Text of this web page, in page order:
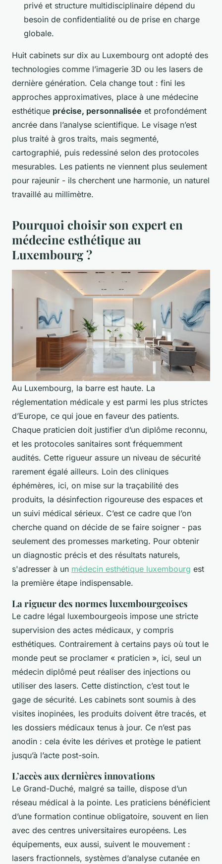
privé et structure multidisciplinaire dépend du
besoin de confidentialité ou de prise en charge
globale.
Huit cabinets sur dix au Luxembourg ont adopté des
technologies comme l’imagerie 3D ou les lasers de
dernière génération. Cela change tout : fini les
approches approximatives, place à une médecine
esthétique précise, personnalisée et profondément
ancrée dans l’analyse scientifique. Le visage n’est
plus traité à gros traits, mais segmenté,
cartographié, puis redessiné selon des protocoles
mesurables. Les patients ne viennent plus seulement
pour rajeunir - ils cherchent une harmonie, un naturel
travaillé au millimètre.
Pourquoi choisir son expert en
médecine esthétique au
Luxembourg ?
Au Luxembourg, la barre est haute. La
réglementation médicale y est parmi les plus strictes
d’Europe, ce qui joue en faveur des patients.
Chaque praticien doit justifier d’un diplôme reconnu,
et les protocoles sanitaires sont fréquemment
audités. Cette rigueur assure un niveau de sécurité
rarement égalé ailleurs. Loin des cliniques
éphémères, ici, on mise sur la traçabilité des
produits, la désinfection rigoureuse des espaces et
un suivi médical sérieux. C’est ce cadre que l’on
cherche quand on décide de se faire soigner - pas
seulement des promesses marketing. Pour obtenir
un diagnostic précis et des résultats naturels,
s'adresser à un médecin esthétique luxembourg est
la première étape indispensable.
La rigueur des normes luxembourgeoises
Le cadre légal luxembourgeois impose une stricte
supervision des actes médicaux, y compris
esthétiques. Contrairement à certains pays où tout le
monde peut se proclamer « praticien », ici, seul un
médecin diplômé peut réaliser des injections ou
utiliser des lasers. Cette distinction, c’est tout le
gage de sécurité. Les cabinets sont soumis à des
visites inopinées, les produits doivent être tracés, et
les dossiers médicaux tenus à jour. Ce n’est pas
anodin : cela évite les dérives et protège le patient
jusqu’à l’acte post-soin.
L’accès aux dernières innovations
Le Grand-Duché, malgré sa taille, dispose d’un
réseau médical à la pointe. Les praticiens bénéficient
d’une formation continue obligatoire, souvent en lien
avec des centres universitaires européens. Les
équipements, eux aussi, suivent le mouvement :
lasers fractionnels, systèmes d’analyse cutanée en